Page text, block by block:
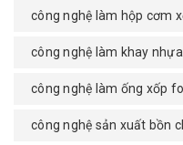
công nghệ làm hộp cơm
công nghệ làm khay nhựa
công nghệ làm ống xốp
công nghệ sản xuất bồn